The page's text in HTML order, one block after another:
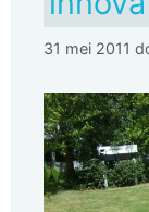
31 mei 2011